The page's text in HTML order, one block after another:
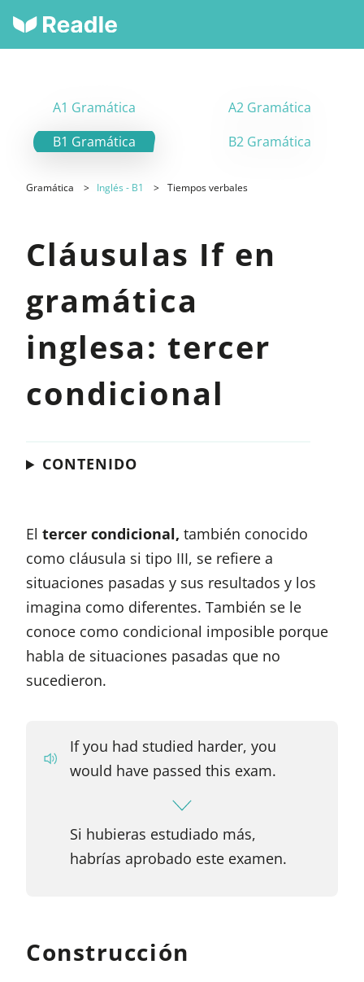
A1 Gramática
A2 Gramática
B1 Gramática
B2 Gramática
Gramática Inglés - B1 Tiempos verbales
Cláusulas If en
gramática
inglesa: tercer
condicional
CONTENIDO
El tercer condicional, también conocido
como cláusula si tipo III, se refiere a
situaciones pasadas y sus resultados y los
imagina como diferentes. También se le
conoce como condicional imposible porque
habla de situaciones pasadas que no
sucedieron.
If you had studied harder, you
would have passed this exam.
Si hubieras estudiado más,
habrías aprobado este examen.
Construcción